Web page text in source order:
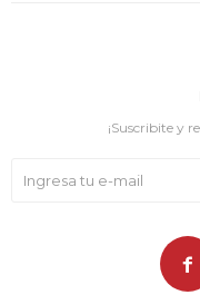
¡Suscribite y
